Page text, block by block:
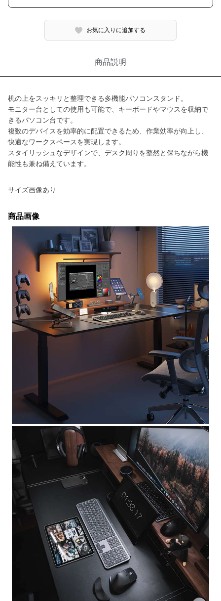
お気に入りに追加する
商品説明
机の上をスッキリと整理できる多機能パソコンスタンド。
モニター台としての使用も可能で、キーボードやマウスを収納で
きるパソコン台です。
複数のデバイスを効率的に配置できるため、作業効率が向上し、
快適なワークスペースを実現します。
スタイリッシュなデザインで、デスク周りを整然と保ちながら機
能性も兼ね備えています。
サイズ画像あり
商品画像